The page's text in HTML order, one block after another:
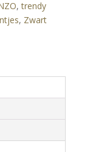
,trendy
, Zwart